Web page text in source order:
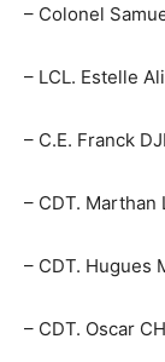
– Colonel
– LCL. Estelle
– C.E. Franck
– CDT. Marthan
– CDT. Hugues
– CDT. Oscar